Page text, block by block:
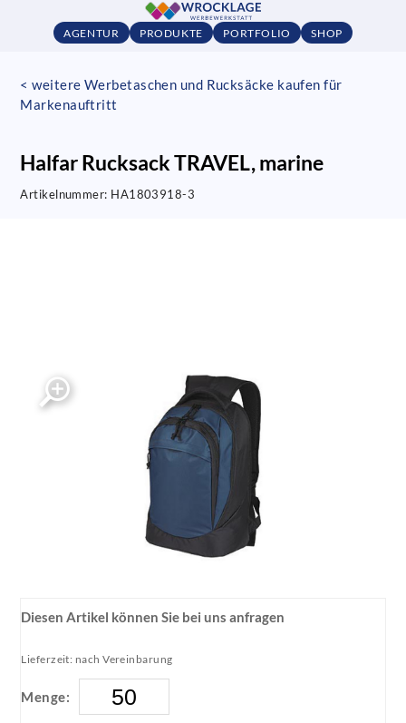
AGENTUR PRODUKTE PORTFOLIO SHOP
< weitere Werbetaschen und Rucksäcke kaufen für
Markenauftritt
Halfar Rucksack TRAVEL, marine
Artikelnummer: HA1803918-3
Diesen Artikel können Sie bei uns anfragen
Lieferzeit: nach Vereinbarung
Menge: